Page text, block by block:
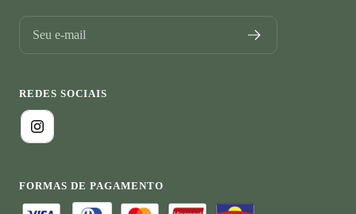
Seu e-mail
REDES SOCIAIS
FORMAS DE PAGAMENTO